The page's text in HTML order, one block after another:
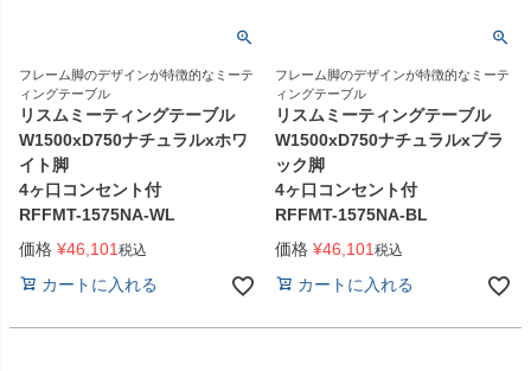
フレーム脚のデザインが特徴的なミーテ
ィングテーブル
リスムミーティングテーブル
W1500xD750ナチュラルxホワ
イト脚
4ヶ口コンセント付
RFFMT-1575NA-WL
価格 ¥46,101税込
カートに入れる
フレーム脚のデザインが特徴的なミーテ
ィングテーブル
リスムミーティングテーブル
W1500xD750ナチュラルxブラ
ック脚
4ヶ口コンセント付
RFFMT-1575NA-BL
価格 ¥46,101税込
カートに入れる